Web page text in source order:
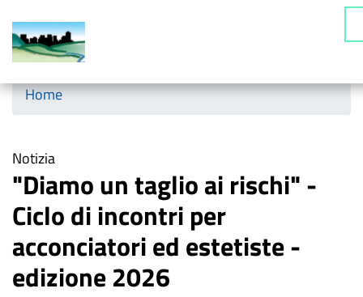
Horizontal menu
Home
Notizia
"Diamo un taglio ai rischi" -
Ciclo di incontri per
acconciatori ed estetiste -
edizione 2026